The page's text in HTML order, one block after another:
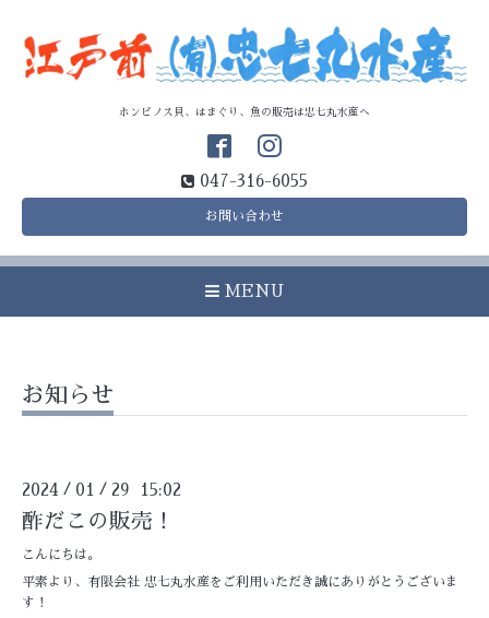
ホンビノス貝、はまぐり、魚の販売は忠七丸水産へ
047-316-6055
お問い合わせ
MENU
お知らせ
2024 / 01 / 29 15:02
酢だこの販売！
こんにちは。
平素より、有限会社 忠七丸水産をご利用いただき誠にありがとうございま
す！